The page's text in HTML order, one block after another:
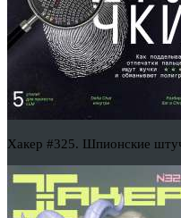
Хакер #325. Шпионские